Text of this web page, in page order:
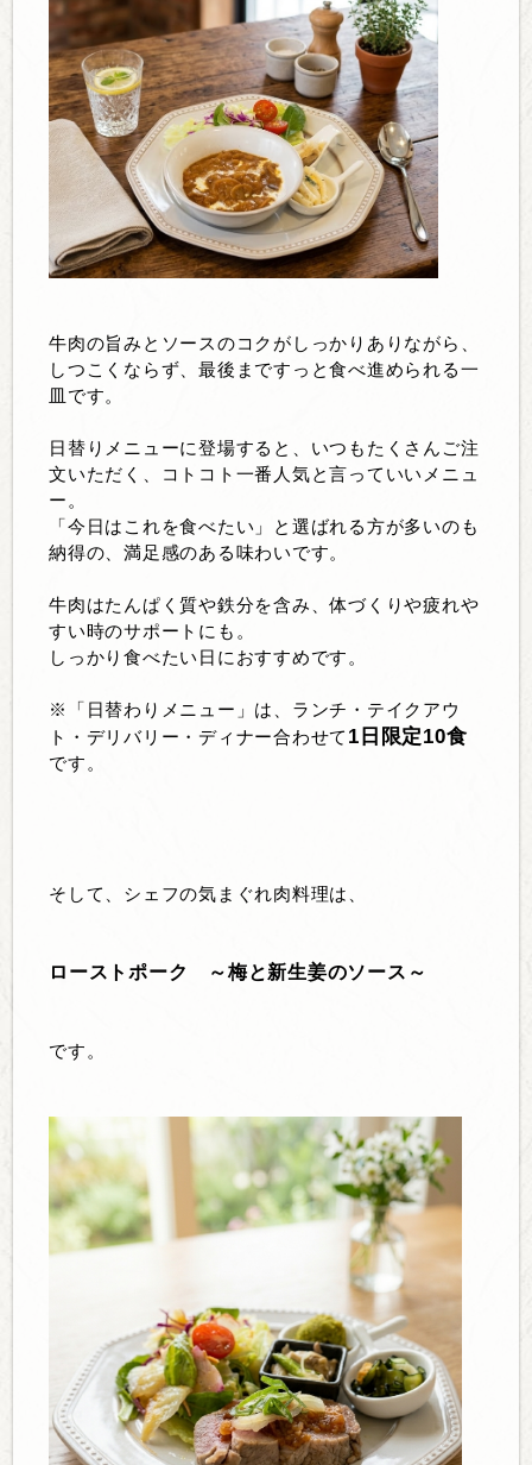
牛肉の旨みとソースのコクがしっかりありながら、
しつこくならず、最後まですっと食べ進められる一
皿です。
日替りメニューに登場すると、いつもたくさんご注
文いただく、コトコト一番人気と言っていいメニュ
ー。
「今日はこれを食べたい」と選ばれる方が多いのも
納得の、満足感のある味わいです。
牛肉はたんぱく質や鉄分を含み、体づくりや疲れや
すい時のサポートにも。
しっかり食べたい日におすすめです。
※「日替わりメニュー」は、ランチ・テイクアウ
ト・デリバリー・ディナー合わせて 1日限定10食
です。
そして、シェフの気まぐれ肉料理は、
ローストポーク ～梅と新生姜のソース～
です。